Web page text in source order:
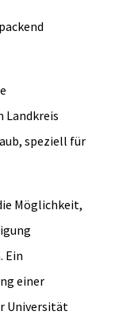
Landkreis
speziell für
Möglichkeit,
Ein
einer
Universität